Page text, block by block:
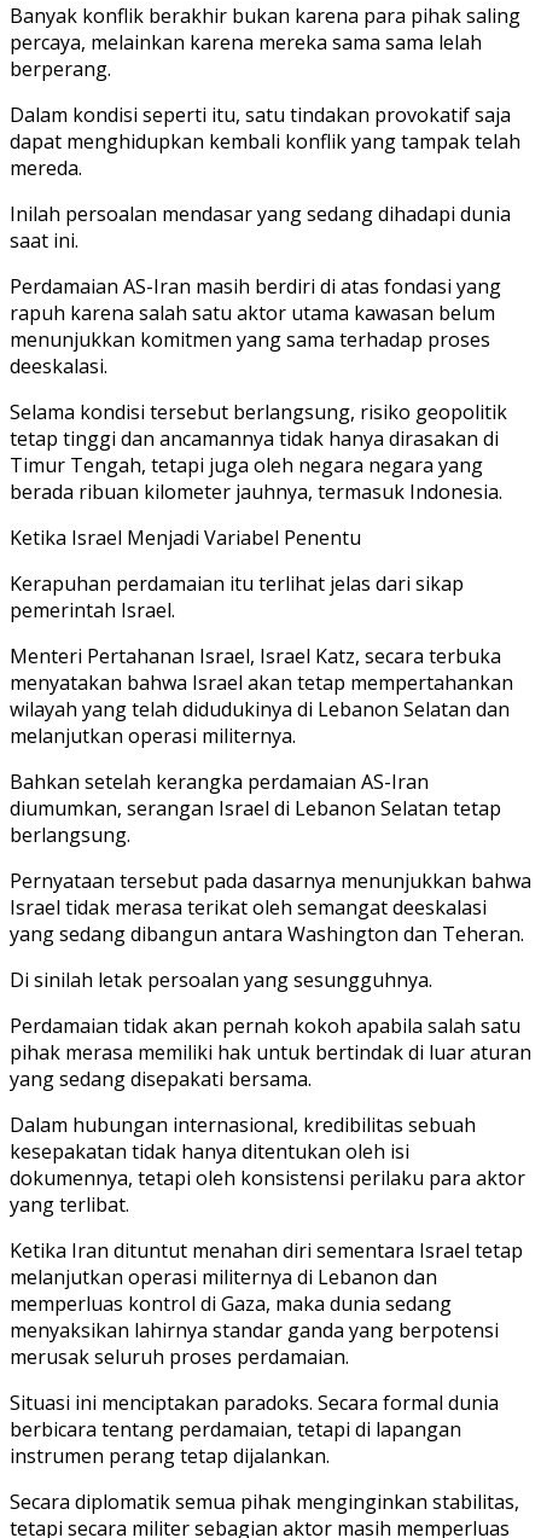
Banyak konflik berakhir bukan karena para pihak saling
percaya, melainkan karena mereka sama sama lelah
berperang.
Dalam kondisi seperti itu, satu tindakan provokatif saja
dapat menghidupkan kembali konflik yang tampak telah
mereda.
Inilah persoalan mendasar yang sedang dihadapi dunia
saat ini.
Perdamaian AS-Iran masih berdiri di atas fondasi yang
rapuh karena salah satu aktor utama kawasan belum
menunjukkan komitmen yang sama terhadap proses
deeskalasi.
Selama kondisi tersebut berlangsung, risiko geopolitik
tetap tinggi dan ancamannya tidak hanya dirasakan di
Timur Tengah, tetapi juga oleh negara negara yang
berada ribuan kilometer jauhnya, termasuk Indonesia.
Ketika Israel Menjadi Variabel Penentu
Kerapuhan perdamaian itu terlihat jelas dari sikap
pemerintah Israel.
Menteri Pertahanan Israel, Israel Katz, secara terbuka
menyatakan bahwa Israel akan tetap mempertahankan
wilayah yang telah didudukinya di Lebanon Selatan dan
melanjutkan operasi militernya.
Bahkan setelah kerangka perdamaian AS-Iran
diumumkan, serangan Israel di Lebanon Selatan tetap
berlangsung.
Pernyataan tersebut pada dasarnya menunjukkan bahwa
Israel tidak merasa terikat oleh semangat deeskalasi
yang sedang dibangun antara Washington dan Teheran.
Di sinilah letak persoalan yang sesungguhnya.
Perdamaian tidak akan pernah kokoh apabila salah satu
pihak merasa memiliki hak untuk bertindak di luar aturan
yang sedang disepakati bersama.
Dalam hubungan internasional, kredibilitas sebuah
kesepakatan tidak hanya ditentukan oleh isi
dokumennya, tetapi oleh konsistensi perilaku para aktor
yang terlibat.
Ketika Iran dituntut menahan diri sementara Israel tetap
melanjutkan operasi militernya di Lebanon dan
memperluas kontrol di Gaza, maka dunia sedang
menyaksikan lahirnya standar ganda yang berpotensi
merusak seluruh proses perdamaian.
Situasi ini menciptakan paradoks. Secara formal dunia
berbicara tentang perdamaian, tetapi di lapangan
instrumen perang tetap dijalankan.
Secara diplomatik semua pihak menginginkan stabilitas,
tetapi secara militer sebagian aktor masih memperluas